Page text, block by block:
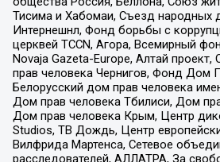
Тисима и Хабомаи, Съезд народных
Интернешнл, Фонд борьбы с
церквей TCCN, Агора, Всемирный
Novaja Gazeta-Europe, Алтай
прав человека Чернигов, Фонд Дом
Белорусский дом прав человека
Дом прав человека Тбилиси, Дом
Дом прав человека Крым, Центр
Studios, ТВ Дождь, Центр
Вилфрида Мартенса, Сетевое
расследователей, АЛЛАТРА, За